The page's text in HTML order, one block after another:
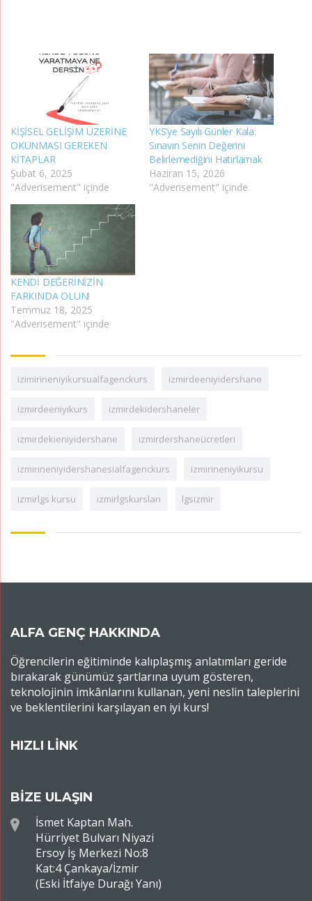
KİŞİSEL GELİŞİM ÜZERİNE
OKUNMASI GEREKEN
KİTAPLAR
Şubat 6, 2025
"Adverisement" içinde
YKS’ye Sayılı Günler Kala:
Sınavın Senin Değerini
Belirlemediğini Hatırlamak
Haziran 15, 2026
"Adverisement" içinde
KENDİ DEĞERİNİZİN
FARKINDA OLUN!
Temmuz 18, 2025
"Adverisement" içinde
izimirineniyikursualfagenckurs izmirdeeniyidershane
izmirdeeniyikurs izmirdekidershaneler
izmirdekieniyidershane izmirdershaneücretleri
izmirineniyidershanesialfagenckurs izmirineniyikursu
izmirlgs kursu izmirlgskursları lgsizmir
ALFA GENÇ HAKKINDA
Öğrencilerin eğitiminde kalıplaşmış anlatımları geride
bırakarak günümüz şartlarına uyum gösteren,
teknolojinin imkânlarını kullanan, yeni neslin taleplerini
ve beklentilerini karşılayan en iyi kurs!
HIZLI LİNK
BİZE ULAŞIN
İsmet Kaptan Mah.
Hürriyet Bulvarı Niyazi
Ersoy İş Merkezi No:8
Kat:4 Çankaya/İzmir
(Eski İtfaiye Durağı Yanı)